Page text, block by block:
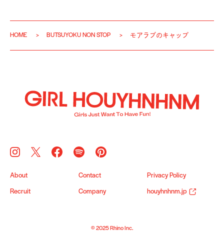
HOME BUTSUYOKU NON STOP モアラブのキャップ
About Contact Privacy Policy
Recruit Company houyhnhnm.jp
© 2025 Rhino Inc.